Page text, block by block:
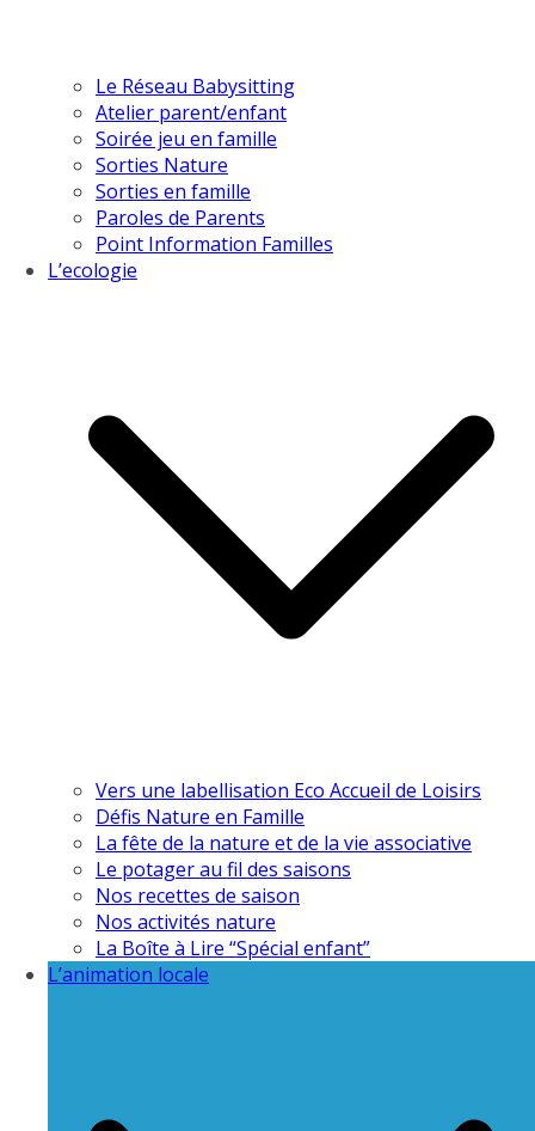
Le Réseau Babysitting
Atelier parent/enfant
Soirée jeu en famille
Sorties Nature
Sorties en famille
Paroles de Parents
Point Information Familles
L’ecologie
Vers une labellisation Eco Accueil de Loisirs
Défis Nature en Famille
La fête de la nature et de la vie associative
Le potager au fil des saisons
Nos recettes de saison
Nos activités nature
La Boîte à Lire “Spécial enfant”
L’animation locale